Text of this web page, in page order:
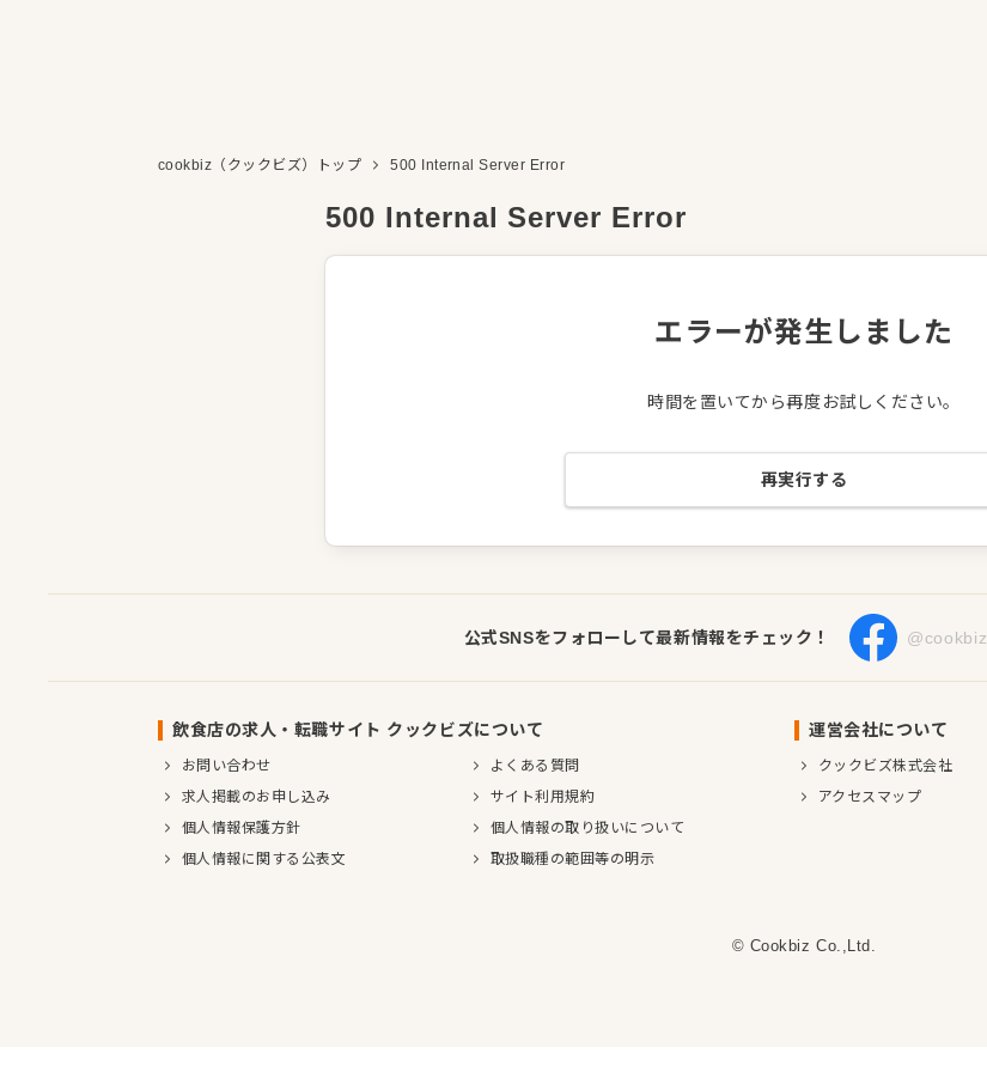
cookbiz（クックビズ）トップ 500 Internal Server Error
500 Internal Server Error
エラーが発生しました
時間を置いてから再度お試しください。
再実行する
公式SNSをフォローして最新情報をチェック！ @cookbiz
飲食店の求人・転職サイト クックビズについて
お問い合わせ
よくある質問
求人掲載のお申し込み
サイト利用規約
個人情報保護方針
個人情報の取り扱いについて
個人情報に関する公表文
取扱職種の範囲等の明示
運営会社について
クックビズ株式会社
アクセスマップ
© Cookbiz Co.,Ltd.